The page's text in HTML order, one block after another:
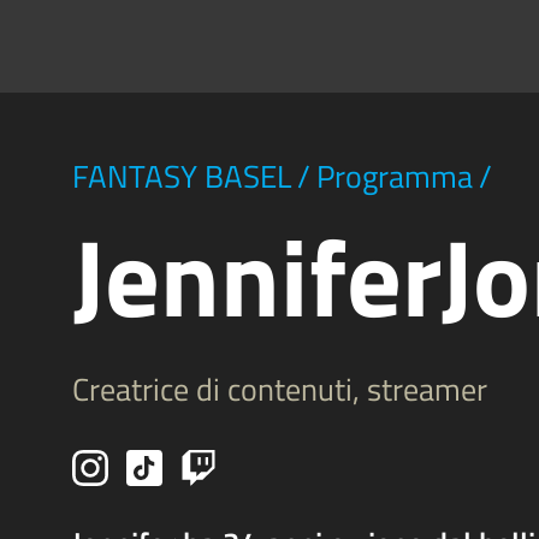
FANTASY BASEL/ Programma/
Creatrice di contenuti, streamer